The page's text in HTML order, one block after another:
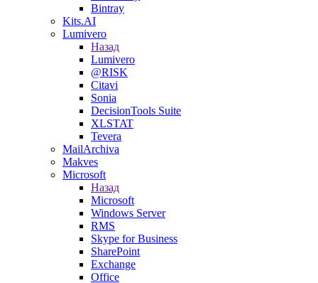
Bintray
Kits.AI
Lumivero
Назад
Lumivero
@RISK
Citavi
Sonia
DecisionTools Suite
XLSTAT
Tevera
MailArchiva
Makves
Microsoft
Назад
Microsoft
Windows Server
RMS
Skype for Business
SharePoint
Exchange
Office